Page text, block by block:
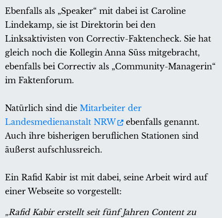
Ebenfalls als „Speaker“ mit dabei ist Caroline
Lindekamp, sie ist Direktorin bei den
Linksaktivisten von Correctiv-Faktencheck. Sie hat
gleich noch die Kollegin Anna Süss mitgebracht,
ebenfalls bei Correctiv als „Community-Managerin“
im Faktenforum.
Natürlich sind die Mitarbeiter der
Landesmedienanstalt NRW
ebenfalls genannt.
Auch ihre bisherigen beruflichen Stationen sind
äußerst aufschlussreich.
Ein Rafid Kabir ist mit dabei, seine Arbeit wird auf
einer Webseite so vorgestellt:
„Rafid Kabir erstellt seit fünf Jahren Content zu